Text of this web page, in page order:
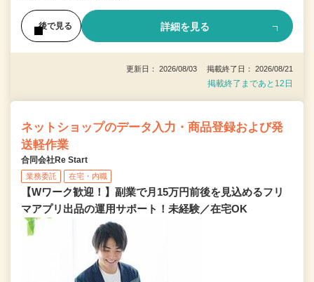
後で見る 詳細を見る
更新日： 2026/08/03 掲載終了日： 2026/08/21
掲載終了まであと12日
ネットショップのデータ入力・商品登録および発
送軽作業
合同会社Re Start
業務委託 在宅・内職
【Wワーク歓迎！】副業で月15万円前後を見込めるフリ
マアプリ出品の運用サポート！未経験／在宅OK